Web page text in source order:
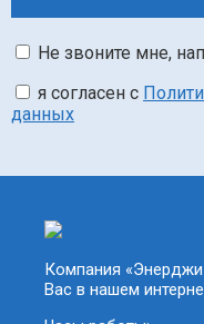
Не звоните мне,
я согласен с
данных
Компания «Энерджи
Вас в нашем